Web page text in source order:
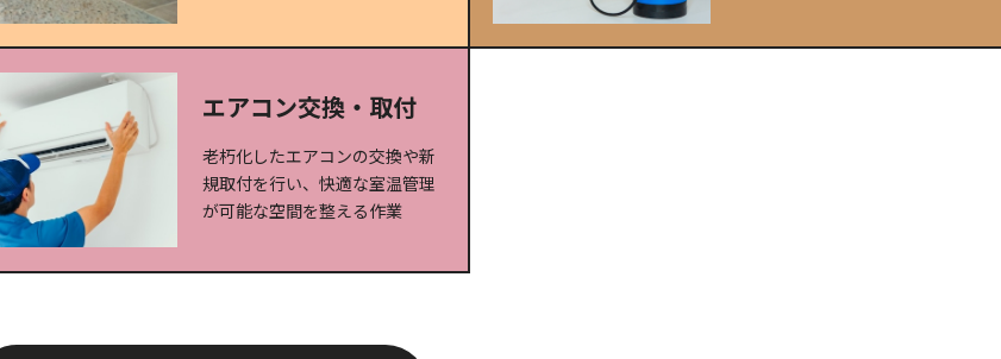
エアコン交換・取付
老朽化したエアコンの交換や新
規取付を行い、快適な室温管理
が可能な空間を整える作業